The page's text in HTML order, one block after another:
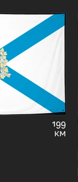
199
км